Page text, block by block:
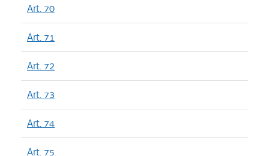
Art. 70
Art. 71
Art. 72
Art. 73
Art. 74
Art. 75